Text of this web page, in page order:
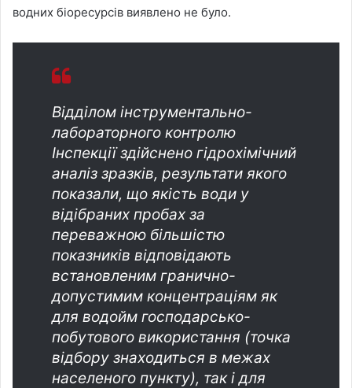
водних біоресурсів виявлено не було.
Відділом інструментально-
лабораторного контролю
Інспекції здійснено гідрохімічний
аналіз зразків, результати якого
показали, що якість води у
відібраних пробах за
переважною більшістю
показників відповідають
встановленим гранично-
допустимим концентраціям як
для водойм господарсько-
побутового використання (точка
відбору знаходиться в межах
населеного пункту), так і для